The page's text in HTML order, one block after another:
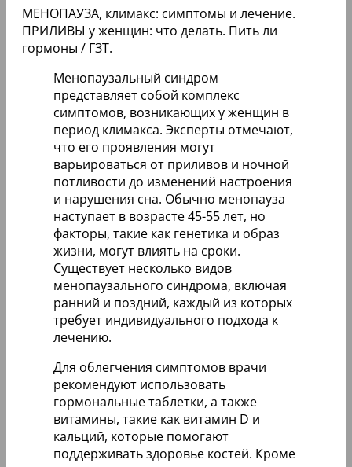
МЕНОПАУЗА, климакс: симптомы и лечение.
ПРИЛИВЫ у женщин: что делать. Пить ли
гормоны / ГЗТ.
Менопаузальный синдром
представляет собой комплекс
симптомов, возникающих у женщин в
период климакса. Эксперты отмечают,
что его проявления могут
варьироваться от приливов и ночной
потливости до изменений настроения
и нарушения сна. Обычно менопауза
наступает в возрасте 45-55 лет, но
факторы, такие как генетика и образ
жизни, могут влиять на сроки.
Существует несколько видов
менопаузального синдрома, включая
ранний и поздний, каждый из которых
требует индивидуального подхода к
лечению.
Для облегчения симптомов врачи
рекомендуют использовать
гормональные таблетки, а также
витамины, такие как витамин D и
кальций, которые помогают
поддерживать здоровье костей. Кроме